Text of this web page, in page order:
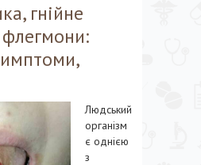
гнійне
Людський
організм
є однією
з